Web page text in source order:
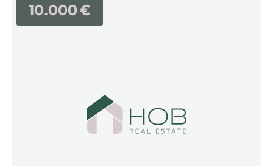
10.000 €